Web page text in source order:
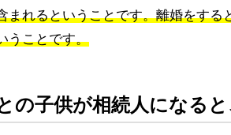
まれるということです。離婚をす
うことです。
の子供が相続人になる